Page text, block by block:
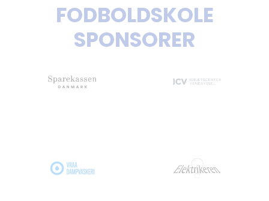
FODBOLDSKOLE
SPONSORER